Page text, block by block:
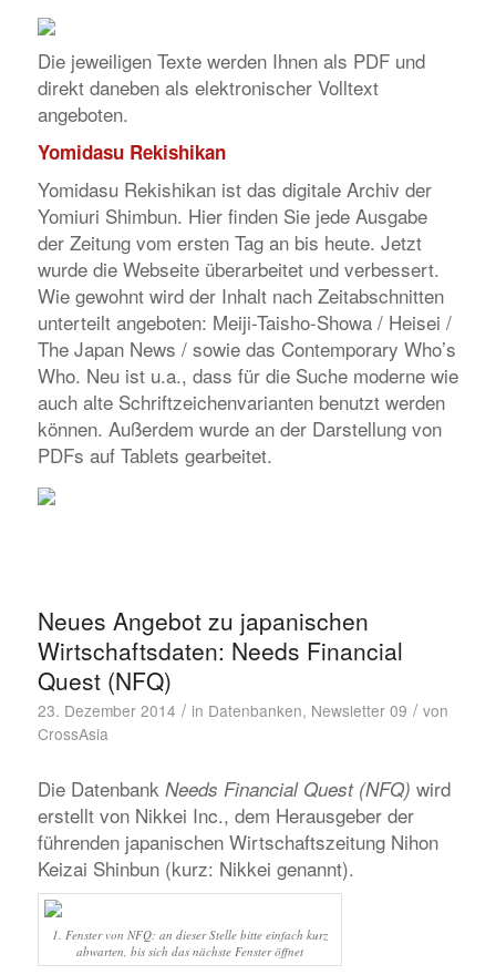
Die jeweiligen Texte werden Ihnen als PDF und
direkt daneben als elektronischer Volltext
angeboten.
Yomidasu Rekishikan
Yomidasu Rekishikanist das digitale Archiv der
Yomiuri Shimbun. Hier finden Sie jede Ausgabe
der Zeitung vom ersten Tag an bis heute. Jetzt
wurde die Webseite überarbeitet und verbessert.
Wie gewohnt wird der Inhalt nach Zeitabschnitten
unterteilt angeboten: Meiji-Taisho-Showa / Heisei /
The Japan News / sowie das Contemporary Who’s
Who. Neu ist u.a., dass für die Suche moderne wie
auch alte Schriftzeichenvarianten benutzt werden
können. Außerdem wurde an der Darstellung von
PDFs auf Tablets gearbeitet.
Neues Angebot zu japanischen
Wirtschaftsdaten: Needs Financial
Quest (NFQ)
23. Dezember 2014 / in Datenbanken, Newsletter 09 / von
CrossAsia
Die Datenbank Needs Financial Quest (NFQ) wird
erstellt von Nikkei Inc., dem Herausgeber der
führenden japanischen Wirtschaftszeitung Nihon
Keizai Shinbun(kurz: Nikkei genannt).
1. Fenster von NFQ: an dieser Stelle bitte einfach kurz
abwarten, bis sich das nächste Fenster öffnet